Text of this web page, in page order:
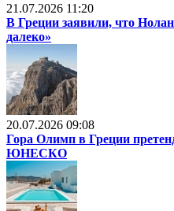
21.07.2026 11:20
В Греции заявили, что
далеко»
20.07.2026 09:08
Гора Олимп в Греции
ЮНЕСКО